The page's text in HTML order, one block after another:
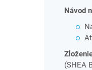
Návod
(SHEA